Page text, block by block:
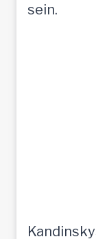
sein.